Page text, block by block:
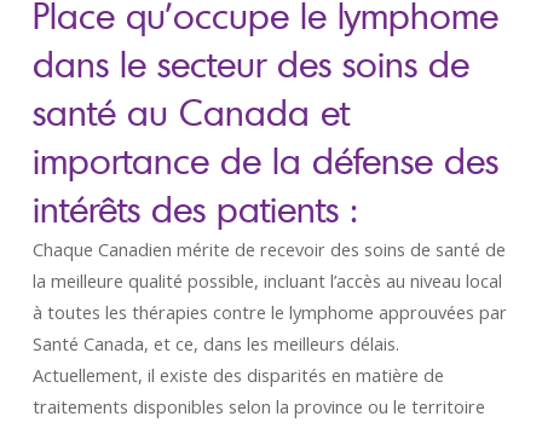
Place qu’occupe le lymphome
dans le secteur des soins de
santé au Canada et
importance de la défense des
intérêts des patients :
Chaque Canadien mérite de recevoir des soins de santé de
la meilleure qualité possible, incluant l’accès au niveau local
à toutes les thérapies contre le lymphome approuvées par
Santé Canada, et ce, dans les meilleurs délais.
Actuellement, il existe des disparités en matière de
traitements disponibles selon la province ou le territoire